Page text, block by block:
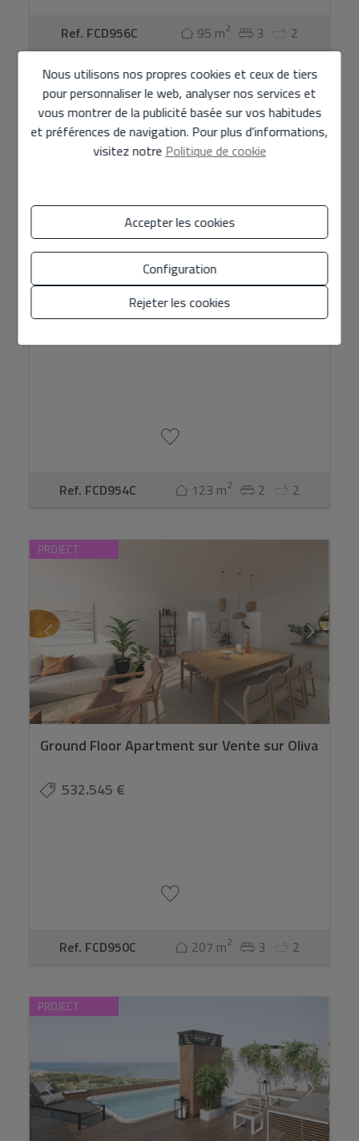
Ref. FCD956C 95 m2 3 2
PROJECT
Luxury Apartment sur Vente sur Oliva
Ref. FCD954C 123 m2 2 2
PROJECT
Ground Floor Apartment sur Vente sur Oliva
532.545 €
Ref. FCD950C 207 m2 3 2
PROJECT
Nous utilisons nos propres cookies et ceux de tiers
pour personnaliser le web, analyser nos services et
vous montrer de la publicité basée sur vos habitudes
et préférences de navigation. Pour plus d'informations,
visitez notre Politique de cookie
Accepter les cookies
Configuration
Rejeter les cookies